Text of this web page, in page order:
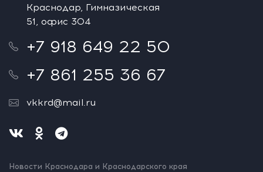
Краснодар, Гимназическая
51, офис 304
+7 918 649 22 50
+7 861 255 36 67
vkkrd@mail.ru
Новости Краснодара и Краснодарского края